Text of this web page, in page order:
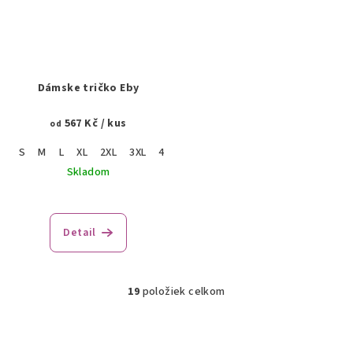
Dámske tričko Eby
od 567 Kč / kus
S
M L XL 2XL 3XL
4XL
Skladom
Detail
O
19 položiek celkom